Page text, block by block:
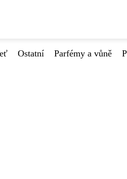
Ostatní Parfémy a vůně